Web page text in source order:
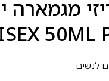
50ML
לנשים